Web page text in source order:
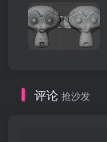
评论 抢沙发